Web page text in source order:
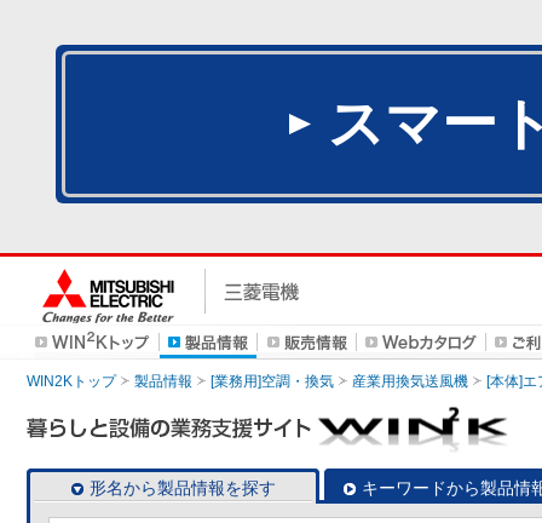
スマー
WIN2Kトップ 製品情報 [業務用]空調・換気 産業用換気送風機 [本体]エ
形名から製品情報を探す キーワードから製品情